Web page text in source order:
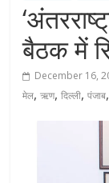
बैठक में
December 16,
मेल,ऋण,दिल्ली,पंजाब